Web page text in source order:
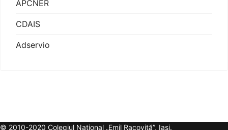
APCNER
CDAIS
Adservio
© 2010-2020 Colegiul Național „Emil Racoviță”, Iași.